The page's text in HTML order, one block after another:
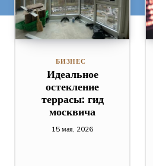
БИЗНЕС
Идеальное
остекление
террасы: гид
москвича
15 мая, 2026